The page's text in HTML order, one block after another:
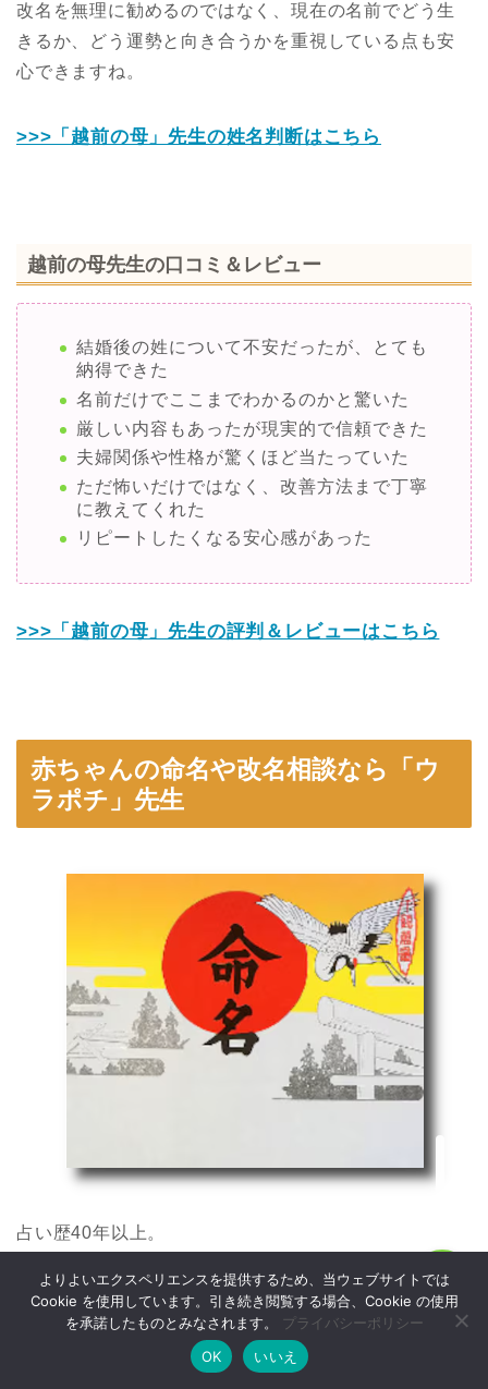
改名を無理に勧めるのではなく、現在の名前でどう生
きるか、どう運勢と向き合うかを重視している点も安
心できますね。
>>>「越前の母」先生の姓名判断はこちら
越前の母先生の口コミ＆レビュー
結婚後の姓について不安だったが、とても
納得できた
名前だけでここまでわかるのかと驚いた
厳しい内容もあったが現実的で信頼できた
夫婦関係や性格が驚くほど当たっていた
ただ怖いだけではなく、改善方法まで丁寧
に教えてくれた
リピートしたくなる安心感があった
>>>「越前の母」先生の評判＆レビューはこちら
赤ちゃんの命名や改名相談なら「ウ
ラポチ」先生
占い歴40年以上。
赤ちゃんの命名や改名相談を中心に活動している姓名
判断の先生です。
お問い合わせ 改名方法
MENU
ホーム
戸籍改名
戸籍改姓
よりよいエクスペリエンスを提供するため、当ウェブサイトでは
Cookie を使用しています。引き続き閲覧する場合、Cookie の使用
を承諾したものとみなされます。
プライバシーポリシー
OK
いいえ